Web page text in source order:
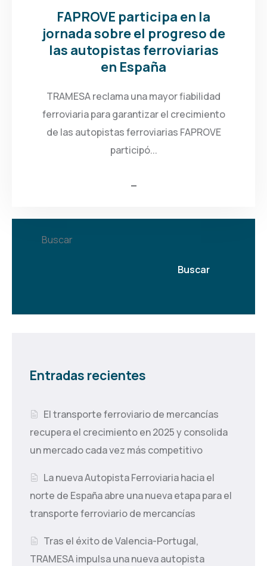
FAPROVE participa en la
jornada sobre el progreso de
las autopistas ferroviarias
en España
TRAMESA reclama una mayor fiabilidad
ferroviaria para garantizar el crecimiento
de las autopistas ferroviarias FAPROVE
participó...
Buscar
Buscar
Entradas recientes
El transporte ferroviario de mercancías
recupera el crecimiento en 2025 y consolida
un mercado cada vez más competitivo
La nueva Autopista Ferroviaria hacia el
norte de España abre una nueva etapa para el
transporte ferroviario de mercancías
Tras el éxito de Valencia-Portugal,
TRAMESA impulsa una nueva autopista